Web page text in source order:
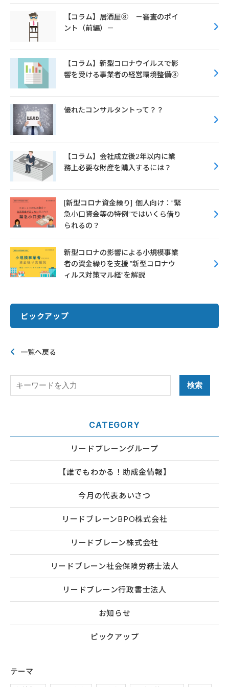
【コラム】居酒屋⑧ －審査のポイ
ント（前編）－
【コラム】新型コロナウイルスで影
響を受ける事業者の経営環境整備③
優れたコンサルタントって？？
【コラム】会社成立後2年以内に業
務上必要な財産を購入するには？
[新型コロナ資金繰り] 個人向け：”緊
急小口資金等の特例”ではいくら借り
られるの？
新型コロナの影響による小規模事業
者の資金繰りを支援 ”新型コロナウ
ィルス対策マル経”を解説
ピックアップ
一覧へ戻る
CATEGORY
リードブレーングループ
【誰でもわかる！助成金情報】
今月の代表あいさつ
リードブレーンBPO株式会社
リードブレーン株式会社
リードブレーン社会保険労務士法人
リードブレーン行政書士法人
お知らせ
ピックアップ
テーマ